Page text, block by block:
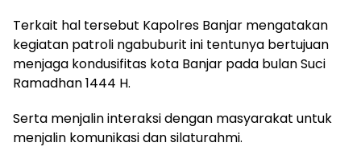
Terkait hal tersebut Kapolres Banjar mengatakan
kegiatan patroli ngabuburit ini tentunya bertujuan
menjaga kondusifitas kota Banjar pada bulan Suci
Ramadhan 1444 H.
Serta menjalin interaksi dengan masyarakat untuk
menjalin komunikasi dan silaturahmi.